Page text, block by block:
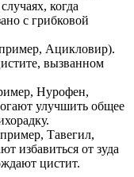
когда
с грибковой
Ацикловир).
вызванном
Нурофен,
улучшить общее
Тавегил,
избавиться от зуда
цистит.